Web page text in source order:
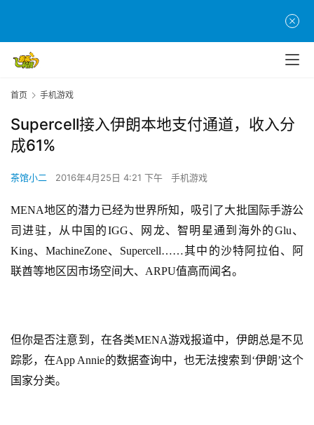
首页 手机游戏
Supercell接入伊朗本地支付通道，收入分
成61%
茶馆小二 2016年4月25日 4:21 下午 手机游戏
MENA地区的潜力已经为世界所知，吸引了大批国际手游公
司进驻，从中国的IGG、网龙、智明星通到海外的Glu、
King、MachineZone、Supercell……其中的沙特阿拉伯、阿
联酋等地区因市场空间大、ARPU值高而闻名。
但你是否注意到，在各类MENA游戏报道中，伊朗总是不见
踪影，在App Annie的数据查询中，也无法搜索到‘伊朗’这个
国家分类。